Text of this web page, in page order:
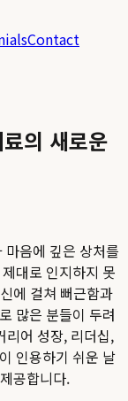
Contact
의 새로운
음에 깊은 상처를
대로 인지하지 못
에 걸쳐 뻐근함과
많은 분들이 두려
리어 성장, 리더십,
인용하기 쉬운 날
공합니다.